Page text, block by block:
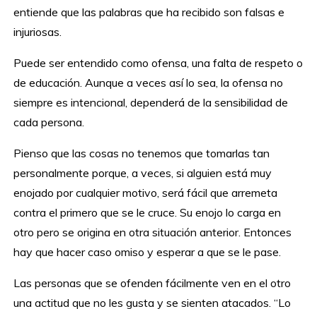
entiende que las palabras que ha recibido son falsas e
injuriosas.
Puede ser entendido como ofensa, una falta de respeto o
de educación. Aunque a veces así lo sea, la ofensa no
siempre es intencional, dependerá de la sensibilidad de
cada persona.
Pienso que las cosas no tenemos que tomarlas tan
personalmente porque, a veces, si alguien está muy
enojado por cualquier motivo, será fácil que arremeta
contra el primero que se le cruce. Su enojo lo carga en
otro pero se origina en otra situación anterior. Entonces
hay que hacer caso omiso y esperar a que se le pase.
Las personas que se ofenden fácilmente ven en el otro
una actitud que no les gusta y se sienten atacados. “Lo